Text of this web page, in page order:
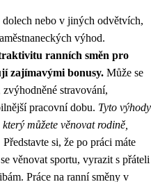
nebo v jiných odvětvích,
výhod.
ranních směn pro
zajímavými bonusy. Může se
stravování,
pracovní dobu. Tyto výhody
můžete věnovat rodině,
Představte si, že po práci máte
věnovat sportu, vyrazit s přáteli
Práce na ranní směny v